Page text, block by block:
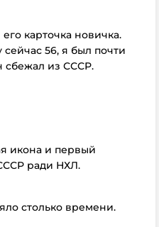
карточка новичка.
56, я был почти
сбежал из СССР.
икона и первый
ради НХЛ.
столько времени.